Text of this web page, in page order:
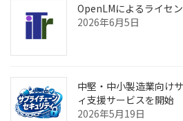
OpenLMによるライセ
2026年6月5日
中堅・中小製造業向け
ィ支援サービスを開始
2026年5月19日